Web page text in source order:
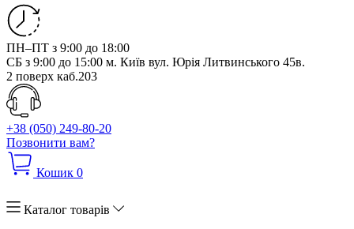
ПН–ПТ з 9:00 до 18:00
СБ з 9:00 до 15:00 м. Київ вул. Юрія Литвинського 45в.
2 поверх каб.203
+38 (050) 249-80-20
Позвонити вам?
Кошик 0
Каталог товарів